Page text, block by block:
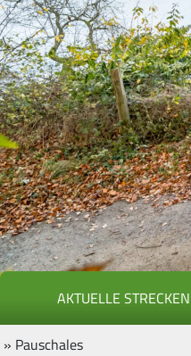
AKTUELLE
» Pauschales